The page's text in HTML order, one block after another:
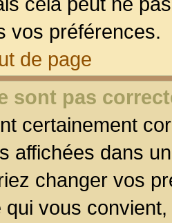
vos préférences.
de page
sont pas
certainement
affichées dans
changer vos
vous